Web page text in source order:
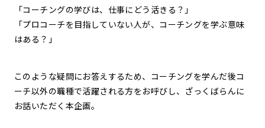
「コーチングの学びは、仕事にどう活きる？」
「プロコーチを目指していない人が、コーチングを学ぶ意味
はある？」
このような疑問にお答えするため、コーチングを学んだ後コ
ーチ以外の職種で活躍される方をお呼びし、ざっくばらんに
お話いただく本企画。